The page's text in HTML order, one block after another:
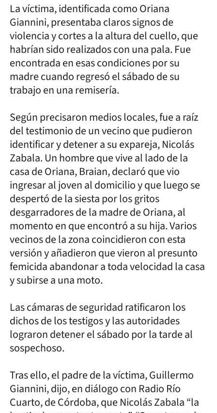
La víctima, identificada como Oriana
Giannini, presentaba claros signos de
violencia y cortes a la altura del cuello, que
habrían sido realizados con una pala. Fue
encontrada en esas condiciones por su
madre cuando regresó el sábado de su
trabajo en una remisería.
Según precisaron medios locales, fue a raíz
del testimonio de un vecino que pudieron
identificar y detener a su expareja, Nicolás
Zabala. Un hombre que vive al lado de la
casa de Oriana, Braian, declaró que vio
ingresar al joven al domicilio y que luego se
despertó de la siesta por los gritos
desgarradores de la madre de Oriana, al
momento en que encontró a su hija. Varios
vecinos de la zona coincidieron con esta
versión y añadieron que vieron al presunto
femicida abandonar a toda velocidad la casa
y subirse a una moto.
Las cámaras de seguridad ratificaron los
dichos de los testigos y las autoridades
lograron detener el sábado por la tarde al
sospechoso.
Tras ello, el padre de la víctima, Guillermo
Giannini, dijo, en diálogo con Radio Río
Cuarto, de Córdoba, que Nicolás Zabala “la